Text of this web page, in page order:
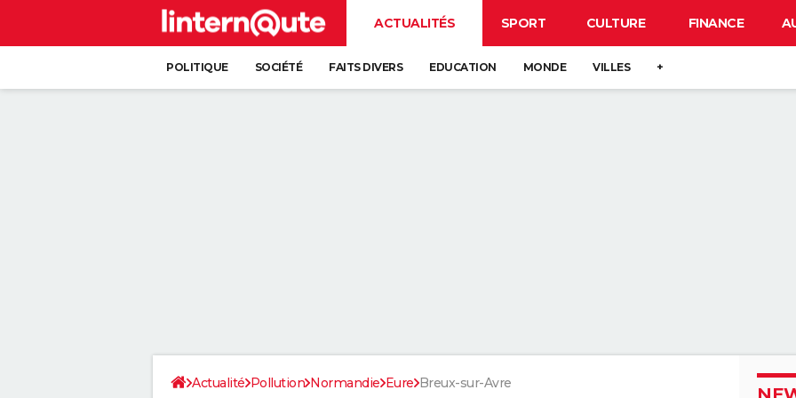
ACTUALITÉS SPORT CULTURE FINANCE
POLITIQUE SOCIÉTÉ FAITS DIVERS EDUCATION MONDE VILLES +
Actualité Pollution Normandie Eure Breux-sur-Avre